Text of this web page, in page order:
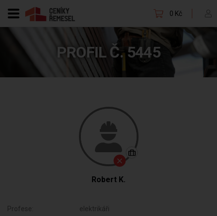
0 Kč
PROFIL Č. 5445
Robert K.
Profese: elektrikáři